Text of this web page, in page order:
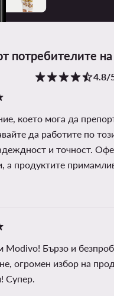
потребителите
4.8/
което мога да
да работите по
и точност.
а продуктите
Бързо и
огромен избор на
Супер.